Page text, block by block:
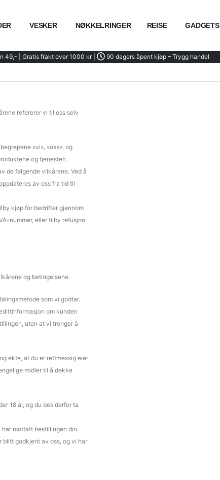
VESKER NØKKELRINGER REISE GADGETS
49,- | Gratis frakt over 1000 kr | 90 dagers åpent kjøp – Trygg handel
refererer vi til oss selv
«vi», «oss», og
og tjenesten
de følgende vilkårene. Ved å
av oss fra tid til
kjøp for bedrifter gjennom
nummer, eller tilby refusjon
og betingelsene.
som vi godtar.
om kunden
uten at vi trenger å
ekte, at du er rettmessig eier
midler til å dekke
18 år, og du bes derfor ta
mottatt bestillingen din.
blitt godkjent av oss, og vi har